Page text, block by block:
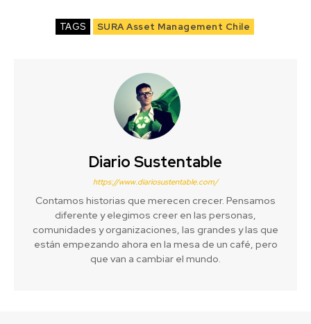
TAGS SURA Asset Management Chile
Diario Sustentable
https://www.diariosustentable.com/
Contamos historias que merecen crecer. Pensamos
diferente y elegimos creer en las personas,
comunidades y organizaciones, las grandes y las que
están empezando ahora en la mesa de un café, pero
que van a cambiar el mundo.